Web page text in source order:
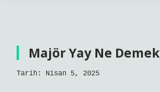
Majör Yay Ne Demek
Tarih: Nisan 5, 2025